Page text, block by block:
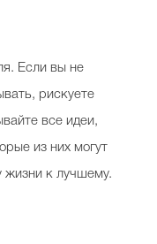
Если вы не
рискуете
все идеи,
из них могут
жизни к лучшему.